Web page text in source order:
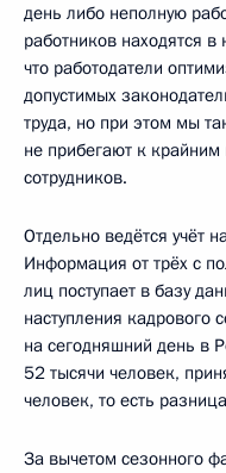
день либо неполную
работников находятся
что работодатели
допустимых
труда, но при этом мы
не прибегают к
сотрудников.
Отдельно ведётся учёт
Информация от трёх с
лиц поступает в базу
наступления кадрового
на сегодняшний день в
52 тысячи человек,
человек, то есть
За вычетом сезонного